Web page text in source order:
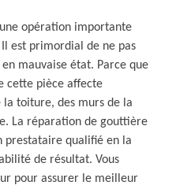
opération importante
est primordial de ne pas
mauvaise état. Parce que
cette pièce affecte
toiture, des murs de la
La réparation de gouttière
prestataire qualifié en la
de résultat. Vous
pour assurer le meilleur